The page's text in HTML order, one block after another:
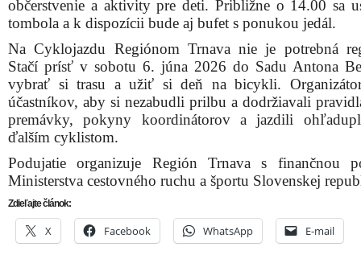
občerstvenie a aktivity pre deti. Približne o 14.00 sa
tombola a k dispozícii bude aj bufet s ponukou jedál.
Na Cyklojazdu Regiónom Trnava nie je potrebná
Stačí prísť v sobotu 6. júna 2026 do Sadu Antona
vybrať si trasu a užiť si deň na bicykli.
účastníkov, aby si nezabudli prilbu a dodržiavali
premávky, pokyny koordinátorov a jazdili
ďalším cyklistom.
Podujatie organizuje Región Trnava s finančnou
Ministerstva cestovného ruchu a športu Slovenskej
Zdieľajte článok:
X Facebook WhatsApp E-mail